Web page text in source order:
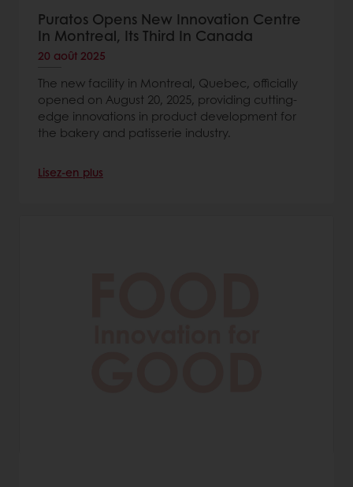
Puratos Opens New Innovation Centre
In Montreal, Its Third In Canada
20 août 2025
The new facility in Montreal, Quebec, officially
opened on August 20, 2025, providing cutting-
edge innovations in product development for
the bakery and patisserie industry.
Lisez-en plus